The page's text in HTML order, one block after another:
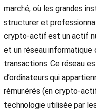
marché, où les grandes
structurer et
crypto-actif est un actif
et un réseau
transactions. Ce réseau
d’ordinateurs qui
rémunérés (en crypto-
technologie utilisée par